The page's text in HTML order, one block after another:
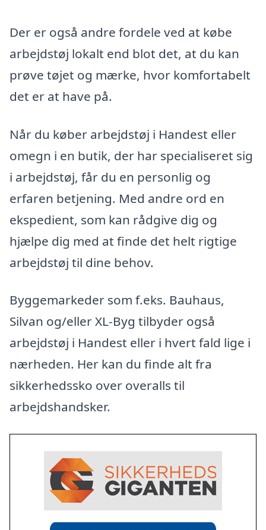
Der er også andre fordele ved at købe
arbejdstøj lokalt end blot det, at du kan
prøve tøjet og mærke, hvor komfortabelt
det er at have på.
Når du køber arbejdstøj i Handest eller
omegn i en butik, der har specialiseret sig
i arbejdstøj, får du en personlig og
erfaren betjening. Med andre ord en
ekspedient, som kan rådgive dig og
hjælpe dig med at finde det helt rigtige
arbejdstøj til dine behov.
Byggemarkeder som f.eks. Bauhaus,
Silvan og/eller XL-Byg tilbyder også
arbejdstøj i Handest eller i hvert fald lige i
nærheden. Her kan du finde alt fra
sikkerhedssko over overalls til
arbejdshandsker.